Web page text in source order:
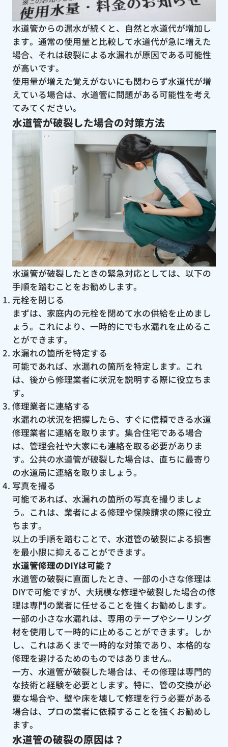
水道管からの漏水が続くと、自然と水道代が増加し
ます。通常の使用量と比較して水道代が急に増えた
場合、それは破裂による水漏れが原因である可能性
が高いです。
使用量が増えた覚えがないにも関わらず水道代が増
えている場合は、水道管に問題がある可能性を考え
てみてください。
水道管が破裂した場合の対策方法
水道管が破裂したときの緊急対応としては、以下の
手順を踏むことをお勧めします。
元栓を閉じる
まずは、家庭内の元栓を閉めて水の供給を止めまし
ょう。これにより、一時的にでも水漏れを止めるこ
とができます。
水漏れの箇所を特定する
可能であれば、水漏れの箇所を特定します。これ
は、後から修理業者に状況を説明する際に役立ちま
す。
修理業者に連絡する
水漏れの状況を把握したら、すぐに信頼できる水道
修理業者に連絡を取ります。集合住宅である場合
は、管理会社や大家にも連絡を取る必要がありま
す。公共の水道管が破裂した場合は、直ちに最寄り
の水道局に連絡を取りましょう。
写真を撮る
可能であれば、水漏れの箇所の写真を撮りましょ
う。これは、業者による修理や保険請求の際に役立
ちます。
以上の手順を踏むことで、水道管の破裂による損害
を最小限に抑えることができます。
水道管修理のDIYは可能？
水道管の破裂に直面したとき、一部の小さな修理は
DIYで可能ですが、大規模な修理や破裂した場合の修
理は専門の業者に任せることを強くお勧めします。
一部の小さな水漏れは、専用のテープやシーリング
材を使用して一時的に止めることができます。しか
し、これはあくまで一時的な対策であり、本格的な
修理を避けるためのものではありません。
一方、水道管が破裂した場合は、その修理は専門的
な技術と経験を必要とします。特に、管の交換が必
要な場合や、壁や床を壊して修理を行う必要がある
場合は、プロの業者に依頼することを強くお勧めし
ます。
水道管の破裂の原因は？